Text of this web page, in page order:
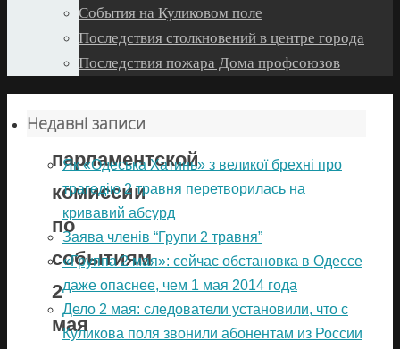
События на Куликовом поле
Последствия столкновений в центре города
Последствия пожара Дома профсоюзов
Отчет
парламентской
комиссии
по
событиям
2
мая
Недавні записи
Як «Одеська Хатинь» з великої брехні про
трагедію 2 травня перетворилась на
кривавий абсурд
Заява членів “Групи 2 травня”
«Группа 2 мая»: сейчас обстановка в Одессе
даже опаснее, чем 1 мая 2014 года
Дело 2 мая: следователи установили, что с
Куликова поля звонили абонентам из России